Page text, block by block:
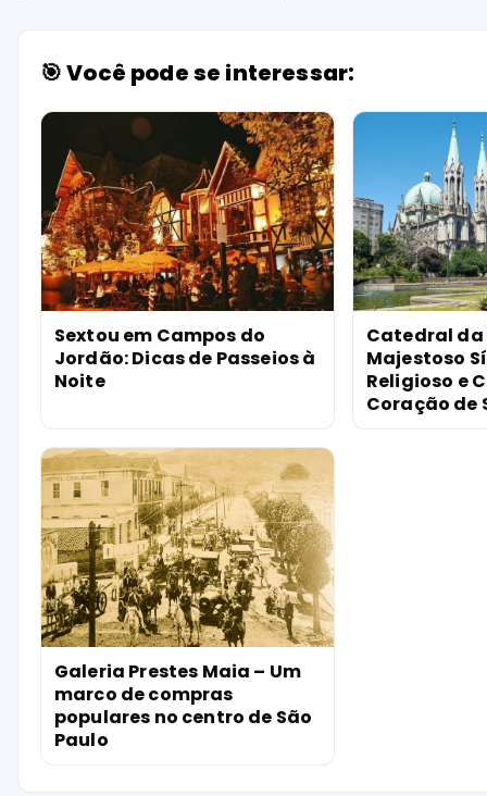
🎯 Você pode se interessar:
Sextou em Campos do
Jordão: Dicas de Passeios à
Noite
Catedral da
Majestoso
Religioso e
Coração de
Galeria Prestes Maia – Um
marco de compras
populares no centro de São
Paulo